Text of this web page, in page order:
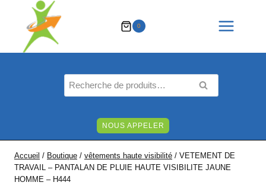
contenu
0
Recherche
pour :
RECHERCHE
NOUS APPELER
Accueil / Boutique / vêtements haute visibilité / VETEMENT DE
TRAVAIL – PANTALAN DE PLUIE HAUTE VISIBILITE JAUNE
HOMME – H444